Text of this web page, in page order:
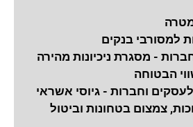
למסורבי בנקים
- מסגרת ניכיונות מהירה
וחברות - גיוסי אשראי
צמצום בטחונות וביטול